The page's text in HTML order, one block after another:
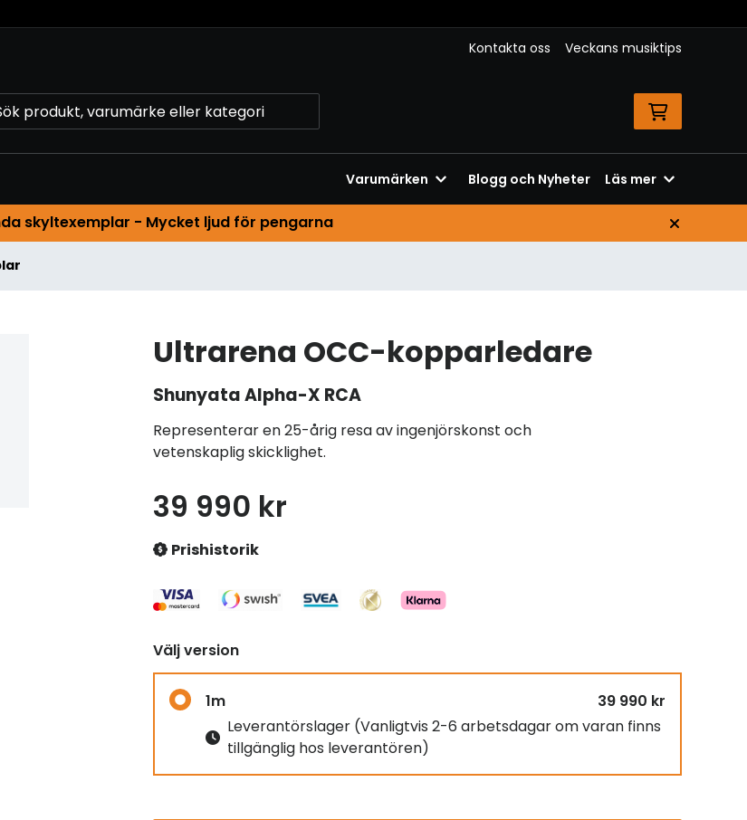
Kontakta oss Veckans musiktips
Varumärken Blogg och Nyheter Läs mer
skyltexemplar - Mycket ljud för pengarna
Ultrarena OCC-kopparledare
ShunyataAlpha-X RCA
Representerar en 25-årig resa av ingenjörskonst och
vetenskaplig skicklighet.
39 990 kr
Prishistorik
Välj version
1m
39 990 kr
Leverantörslager (Vanligtvis 2-6 arbetsdagar om varan finns
tillgänglig hos leverantören)